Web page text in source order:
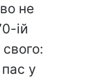
не
ій
у